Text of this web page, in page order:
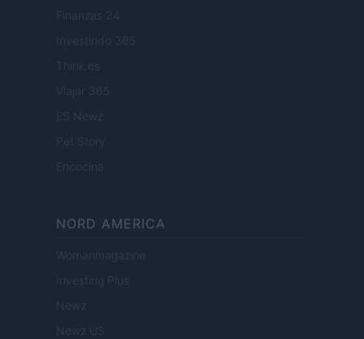
Finanzas 24
Investindo 365
Think.es
Viajar 365
ES Newz
Pet Story
Encocina
NORD AMERICA
Womanmagazine
Investing Plus
Newz
Newz US